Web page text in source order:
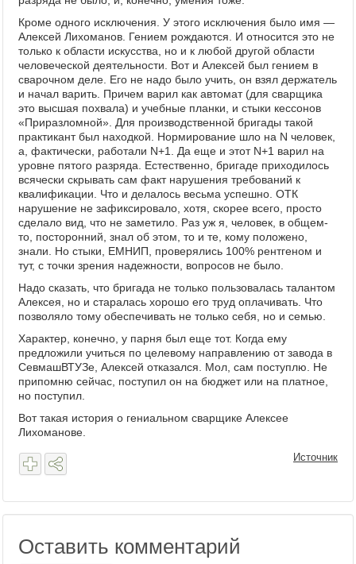
Кроме одного исключения. У этого исключения было имя —
Алексей Лихоманов. Гением рождаются. И относится это не
только к области искусства, но и к любой другой области
человеческой деятельности. Вот и Алексей был гением в
сварочном деле. Его не надо было учить, он взял держатель
и начал варить. Причем варил как автомат (для сварщика
это высшая похвала) и учебные планки, и стыки кессонов
«Приразломной». Для производственной бригады такой
практикант был находкой. Нормирование шло на N человек,
а, фактически, работали N+1. Да еще и этот N+1 варил на
уровне пятого разряда. Естественно, бригаде приходилось
всячески скрывать сам факт нарушения требований к
квалификации. Что и делалось весьма успешно. ОТК
нарушение не зафиксировало, хотя, скорее всего, просто
сделало вид, что не заметило. Раз уж я, человек, в общем-
то, посторонний, знал об этом, то и те, кому положено,
знали. Но стыки, ЕМНИП, проверялись 100% рентгеном и
тут, с точки зрения надежности, вопросов не было.
Надо сказать, что бригада не только пользовалась талантом
Алексея, но и старалась хорошо его труд оплачивать. Что
позволяло тому обеспечивать не только себя, но и семью.
Характер, конечно, у парня был еще тот. Когда ему
предложили учиться по целевому направлению от завода в
СевмашВТУЗе, Алексей отказался. Мол, сам поступлю. Не
припомню сейчас, поступил он на бюджет или на платное,
но поступил.
Вот такая история о гениальном сварщике Алексее
Лихоманове.
Источник
Оставить комментарий